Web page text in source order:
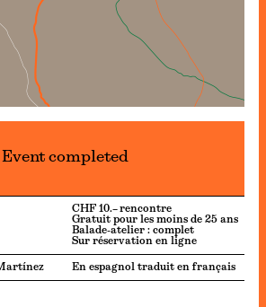
Event completed
CHF 10.– rencontre
Gratuit pour les moins de 25 ans
Balade-atelier : complet
Sur réservation en ligne
En espagnol traduit en français